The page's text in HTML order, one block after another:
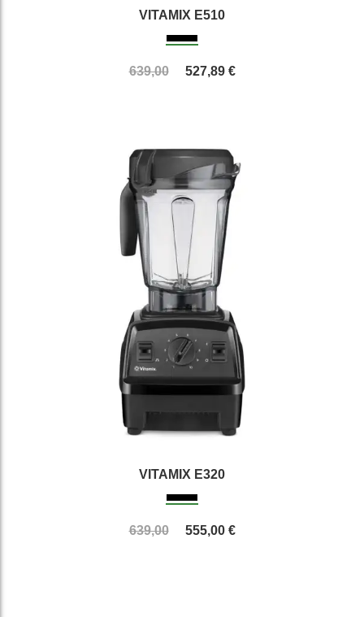
VITAMIX E510
639,00 527,89 €
VITAMIX E320
639,00 555,00 €